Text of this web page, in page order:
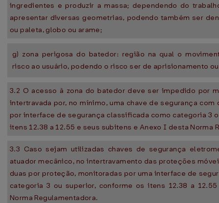
ingredientes e produzir a massa; dependendo do
apresentar diversas geometrias, podendo também ser
ou paleta, globo ou arame;
g) zona perigosa do batedor: região na qual o
risco ao usuário, podendo o risco ser de aprisionamento
3.2 O acesso à zona do batedor deve ser impedido por
intertravada por, no mínimo, uma chave de segurança com
por interface de segurança classificada como categoria 3
itens 12.38 a 12.55 e seus subitens e Anexo I desta Norma
3.3 Caso sejam utilizadas chaves de segurança
atuador mecânico, no intertravamento das proteções
duas por proteção, monitoradas por uma interface de
categoria 3 ou superior, conforme os itens 12.38 a
Norma Regulamentadora.